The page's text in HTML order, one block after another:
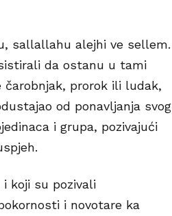
sallallahu alejhi ve sellem.
da ostanu u tami
čarobnjak, prorok ili ludak,
od ponavljanja svog
i grupa, pozivajući
koji su pozivali
i novotare ka